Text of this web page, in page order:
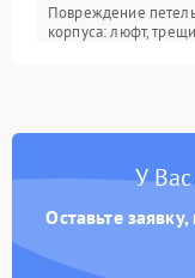
Повреждение
корпуса: люфт,
быстрая разрядка,
Неисправность
питания
У
Оставьте